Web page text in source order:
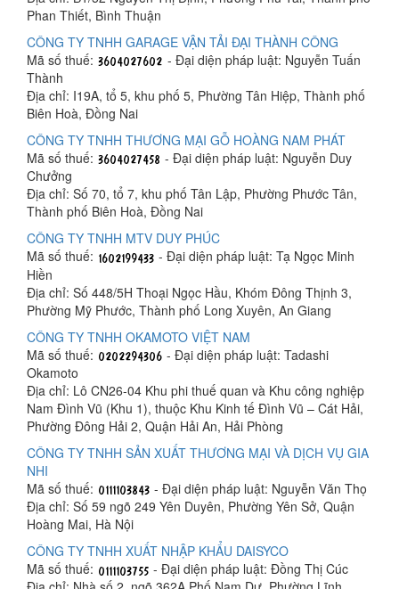
Phan Thiết, Bình Thuận
CÔNG TY TNHH GARAGE VẬN TẢI ĐẠI THÀNH CÔNG
Mã số thuế:
- Đại diện pháp luật: Nguyễn Tuấn
Thành
Địa chỉ: I19A, tổ 5, khu phố 5, Phường Tân Hiệp, Thành phố
Biên Hoà, Đồng Nai
CÔNG TY TNHH THƯƠNG MẠI GỖ HOÀNG NAM PHÁT
Mã số thuế:
- Đại diện pháp luật: Nguyễn Duy
Chưởng
Địa chỉ: Số 70, tổ 7, khu phố Tân Lập, Phường Phước Tân,
Thành phố Biên Hoà, Đồng Nai
CÔNG TY TNHH MTV DUY PHÚC
Mã số thuế:
- Đại diện pháp luật: Tạ Ngọc Minh
Hiền
Địa chỉ: Số 448/5H Thoại Ngọc Hầu, Khóm Đông Thịnh 3,
Phường Mỹ Phước, Thành phố Long Xuyên, An Giang
CÔNG TY TNHH OKAMOTO VIỆT NAM
Mã số thuế:
- Đại diện pháp luật: Tadashi
Okamoto
Địa chỉ: Lô CN26-04 Khu phi thuế quan và Khu công nghiệp
Nam Đình Vũ (Khu 1), thuộc Khu Kinh tế Đình Vũ – Cát Hải,
Phường Đông Hải 2, Quận Hải An, Hải Phòng
CÔNG TY TNHH SẢN XUẤT THƯƠNG MẠI VÀ DỊCH VỤ GIA
NHI
Mã số thuế:
- Đại diện pháp luật: Nguyễn Văn Thọ
Địa chỉ: Số 59 ngõ 249 Yên Duyên, Phường Yên Sở, Quận
Hoàng Mai, Hà Nội
CÔNG TY TNHH XUẤT NHẬP KHẨU DAISYCO
Mã số thuế:
- Đại diện pháp luật: Đồng Thị Cúc